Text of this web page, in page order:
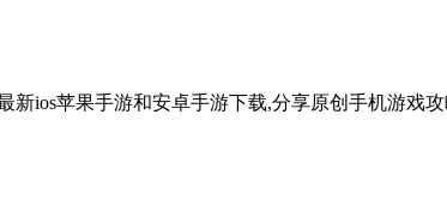
新ios苹果手游和安卓手游下载,分享原创手机游戏